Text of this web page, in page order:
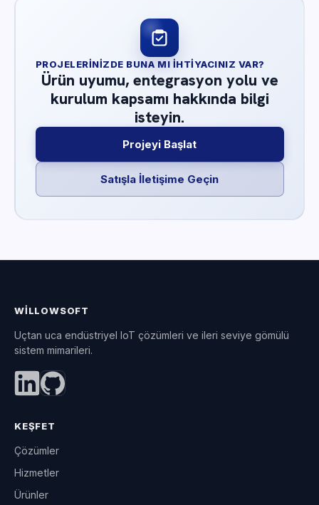
PROJELERINIZDE BUNA MI IHTIYACINIZ VAR?
Ürün uyumu, entegrasyon yolu ve
kurulum kapsamı hakkında bilgi
isteyin.
Projeyi Başlat
Satışla İletişime Geçin
WILLOWSOFT
Uçtan uca endüstriyel IoT çözümleri ve ileri seviye gömülü
sistem mimarileri.
KEŞFET
Çözümler
Hizmetler
Ürünler